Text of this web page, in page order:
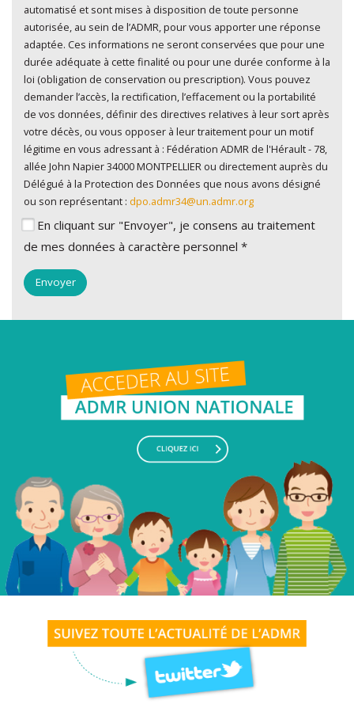
automatisé et sont mises à disposition de toute personne
autorisée, au sein de l’ADMR, pour vous apporter une réponse
adaptée. Ces informations ne seront conservées que pour une
durée adéquate à cette finalité ou pour une durée conforme à la
loi (obligation de conservation ou prescription). Vous pouvez
demander l’accès, la rectification, l’effacement ou la portabilité
de vos données, définir des directives relatives à leur sort après
votre décès, ou vous opposer à leur traitement pour un motif
légitime en vous adressant à : Fédération ADMR de l'Hérault - 78,
allée John Napier 34000 MONTPELLIER ou directement auprès du
Délégué à la Protection des Données que nous avons désigné
ou son représentant : dpo.admr34@un.admr.org
En cliquant sur "Envoyer", je consens au traitement
de mes données à caractère personnel *